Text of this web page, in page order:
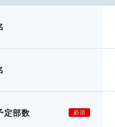
定部数 必須